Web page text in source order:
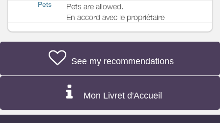
Pets
Pets are allowed.
En accord avec le propriétaire
See my recommendations
Mon Livret d'Accueil